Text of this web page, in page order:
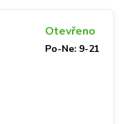
Otevřeno
Po-Ne: 9-21